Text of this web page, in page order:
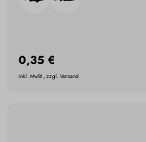
0,35 €
inkl. MwSt., zzgl. Versand